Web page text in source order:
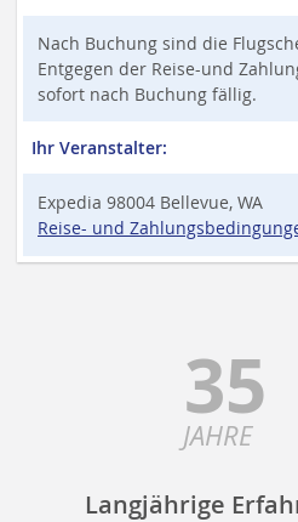
Nach Buchung sind die
Entgegen der Reise-und
sofort nach Buchung fällig.
Ihr Veranstalter:
Expedia 98004 Bellevue, WA
Reise- und
35
JAHRE
Langjährige